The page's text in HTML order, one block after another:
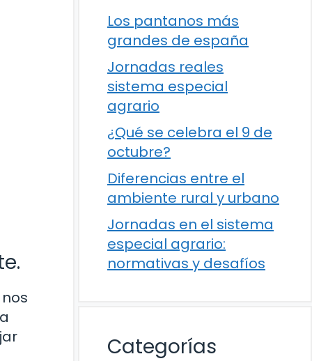
Los pantanos más
grandes de españa
Jornadas reales
sistema especial
agrario
¿Qué se celebra el 9 de
octubre?
Diferencias entre el
ambiente rural y urbano
Jornadas en el sistema
especial agrario:
normativas y desafíos
Categorías